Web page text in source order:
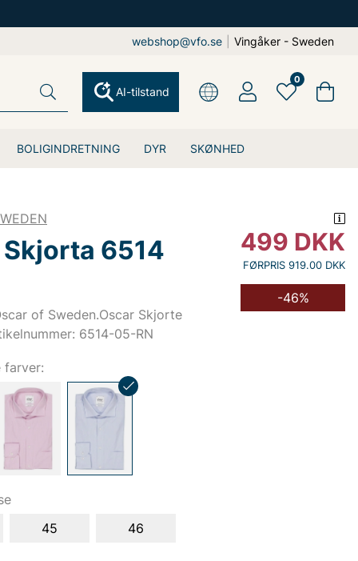
webshop@vfo.se Vingåker - Sweden
BOLIGINDRETNING DYR SKØNHED
AI-tilstand
0
6514
of Sweden.Oscar Skjorte
6514-05-RN
499 DKK
FØRPRIS 919.00 DKK
-46%
farver:
45
46